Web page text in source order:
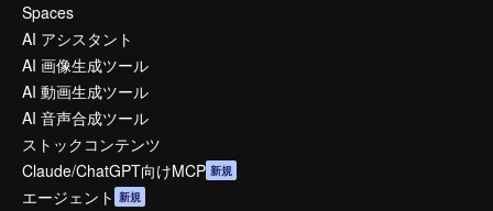
Spaces
AI アシスタント
AI 画像生成ツール
AI 動画生成ツール
AI 音声合成ツール
ストックコンテンツ
Claude/ChatGPT向けMCP 新規
エージェント 新規